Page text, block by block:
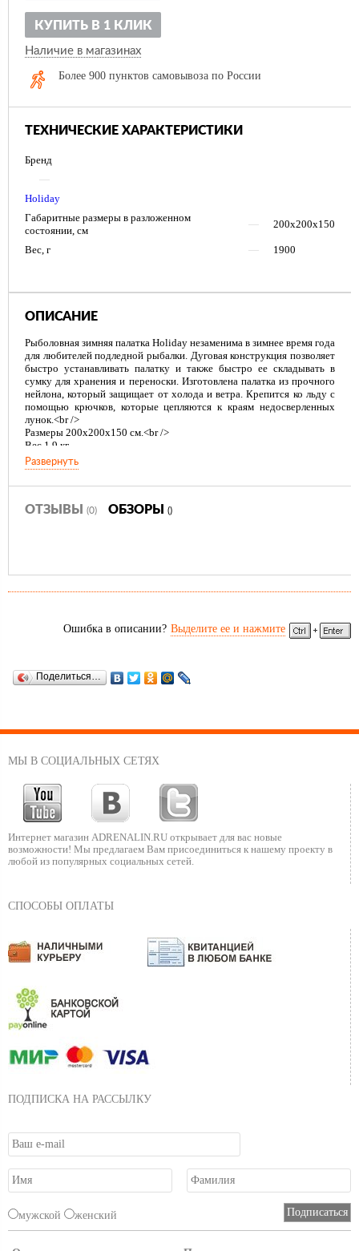
КУПИТЬ В 1 КЛИК
Наличие в магазинах
Более 900 пунктов самовывоза по России
ТЕХНИЧЕСКИЕ ХАРАКТЕРИСТИКИ
Бренд
—
Holiday
Габаритные размеры в разложенном
состоянии, см
— 200х200х150
Вес, г — 1900
ОПИСАНИЕ
Рыболовная зимняя палатка Holiday незаменима в зимнее время года
для любителей подледной рыбалки. Дуговая конструкция позволяет
быстро устанавливать палатку и также быстро ее складывать в
сумку для хранения и переноски. Изготовлена палатка из прочного
нейлона, который защищает от холода и ветра. Крепится ко льду с
помощью крючков, которые цепляются к краям недосверленных
лунок.<br />
Размеры 200х200х150 см.<br />
Вес 1,9 кг
Развернуть
ОТЗЫВЫ (0) ОБЗОРЫ ()
Ошибка в описании? Выделите ее и нажмите
Поделиться…
МЫ В СОЦИАЛЬНЫХ СЕТЯХ
Интернет магазин ADRENALIN.RU открывает для вас новые
возможности! Мы предлагаем Вам присоединиться к нашему проекту в
любой из популярных социальных сетей.
СПОСОБЫ ОПЛАТЫ
ПОДПИСКА НА РАССЫЛКУ
мужской женский